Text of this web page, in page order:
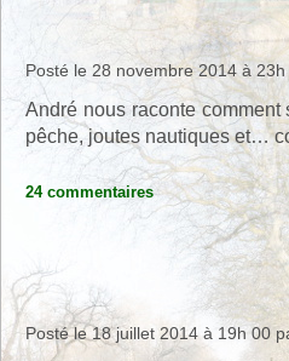
Posté le 28 novembre 2014 à 23h
André nous raconte
pêche, joutes nautiques et…
24 commentaires
Posté le 18 juillet 2014 à 19h 00